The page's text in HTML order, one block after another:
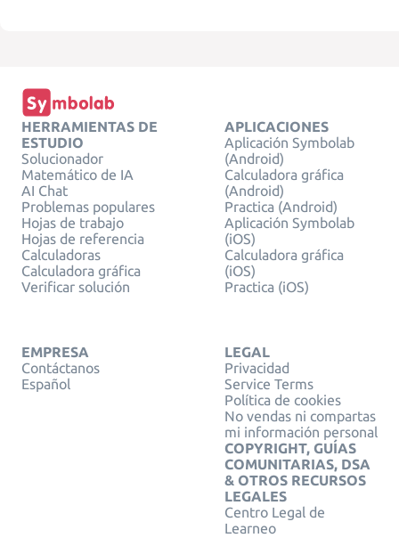
HERRAMIENTAS DE
ESTUDIO
Solucionador
Matemático de IA
AI Chat
Problemas populares
Hojas de trabajo
Hojas de referencia
Calculadoras
Calculadora gráfica
Verificar solución
APLICACIONES
Aplicación Symbolab
(Android)
Calculadora gráfica
(Android)
Practica (Android)
Aplicación Symbolab
(iOS)
Calculadora gráfica
(iOS)
Practica (iOS)
EMPRESA
Contáctanos
Español
LEGAL
Privacidad
Service Terms
Política de cookies
No vendas ni compartas
mi información personal
COPYRIGHT, GUÍAS
COMUNITARIAS, DSA
& OTROS RECURSOS
LEGALES
Centro Legal de
Learneo